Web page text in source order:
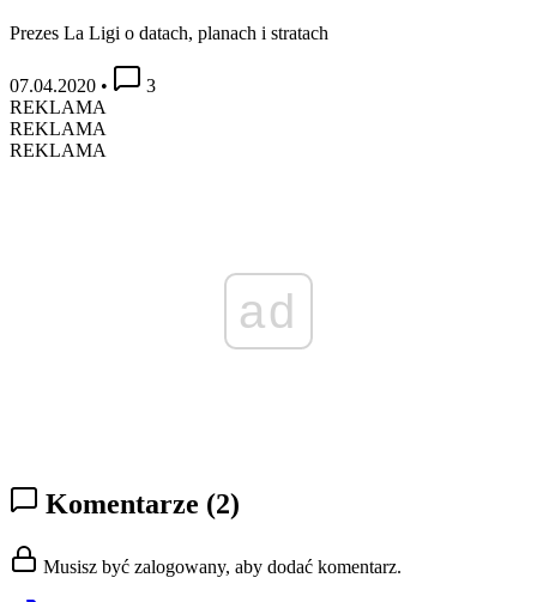
Prezes La Ligi o datach, planach i stratach
07.04.2020 •
3
REKLAMA
REKLAMA
REKLAMA
ad
Komentarze (2)
Musisz być zalogowany, aby dodać komentarz.